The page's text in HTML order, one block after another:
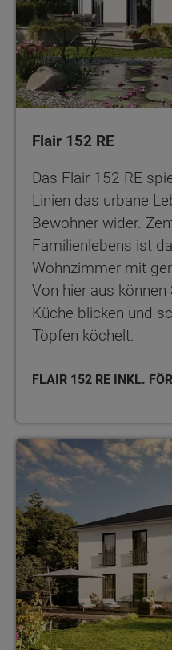
Flair 152 RE
Das Flair 152 RE
Linien das urbane
Bewohner wider.
Familienlebens ist
Wohnzimmer mit
Von hier aus
Küche blicken und
Töpfen köchelt.
FLAIR 152 RE INKL.